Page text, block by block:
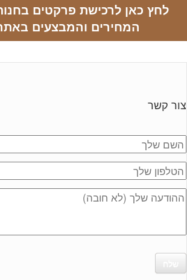
לחץ כאן לרכישת פרקטים בחנות
המחירים והמבצעים
צור קשר